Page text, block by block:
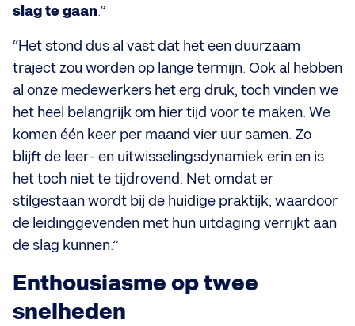
slag te gaan.”
“Het stond dus al vast dat het een duurzaam
traject zou worden op lange termijn. Ook al hebben
al onze medewerkers het erg druk, toch vinden we
het heel belangrijk om hier tijd voor te maken. We
komen één keer per maand vier uur samen. Zo
blijft de leer- en uitwisselingsdynamiek erin en is
het toch niet te tijdrovend. Net omdat er
stilgestaan wordt bij de huidige praktijk, waardoor
de leidinggevenden met hun uitdaging verrijkt aan
de slag kunnen.”
Enthousiasme op twee
snelheden